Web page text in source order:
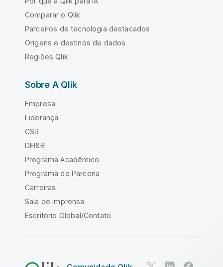
Comparar o Qlik
Parceiros de tecnologia destacados
Origens e destinos de dados
Regiões Qlik
Sobre A Qlik
Empresa
Liderança
CSR
DEI&B
Programa Acadêmico
Programa de Parceria
Carreiras
Sala de imprensa
Escritório Global/Contato